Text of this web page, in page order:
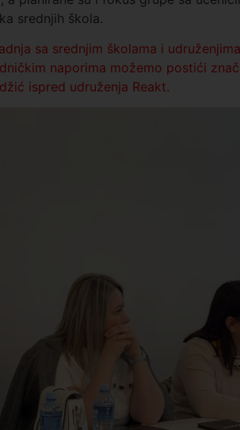
srednjih škola.
sa srednjim školama i
naporima možemo postići
ispred udruženja Reakt.